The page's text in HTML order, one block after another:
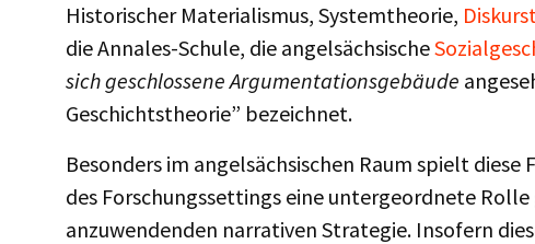
Historischer Materialismus, Systemtheorie,
die Annales-Schule, die angelsächsische
sich geschlossene Argumentationsgebäude
Geschichtstheorie” bezeichnet.
Besonders im angelsächsischen Raum spielt
des Forschungssettings eine untergeordnete
anzuwendenden narrativen Strategie. Insofern